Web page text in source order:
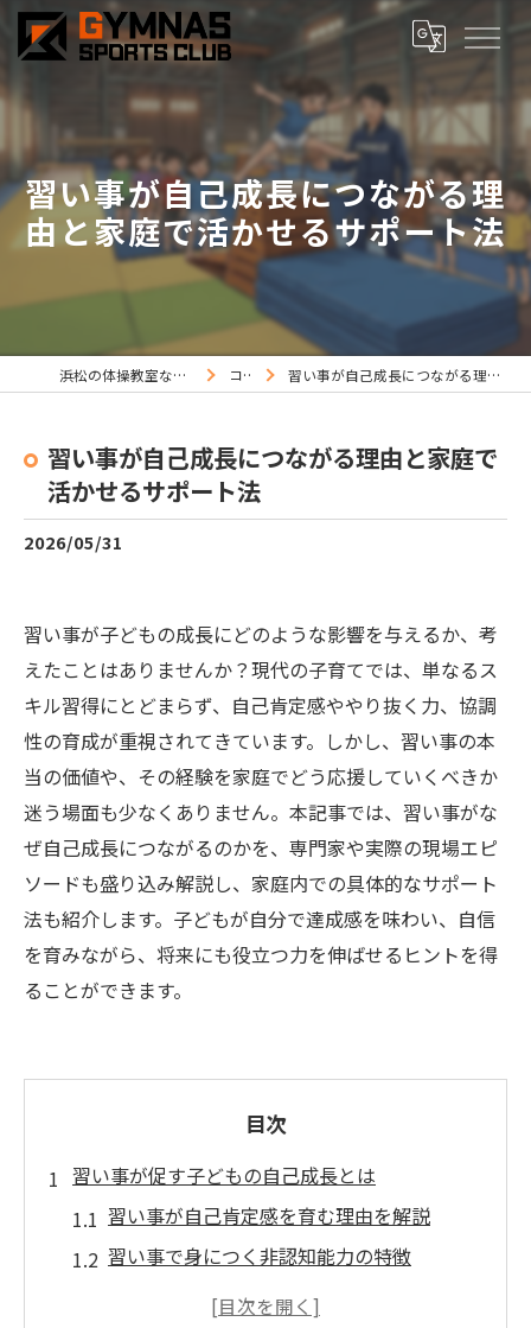
習い事が自己成長につながる理
由と家庭で活かせるサポート法
浜松の体操教室ならジムナススポーツ コラム 習い事が自己成長につながる理由と家庭で活かせるサポート法
習い事が自己成長につながる理由と家庭で
活かせるサポート法
2026/05/31
習い事が子どもの成長にどのような影響を与えるか、考
えたことはありませんか？現代の子育てでは、単なるス
キル習得にとどまらず、自己肯定感ややり抜く力、協調
性の育成が重視されてきています。しかし、習い事の本
当の価値や、その経験を家庭でどう応援していくべきか
迷う場面も少なくありません。本記事では、習い事がな
ぜ自己成長につながるのかを、専門家や実際の現場エピ
ソードも盛り込み解説し、家庭内での具体的なサポート
法も紹介します。子どもが自分で達成感を味わい、自信
を育みながら、将来にも役立つ力を伸ばせるヒントを得
ることができます。
目次
習い事が促す子どもの自己成長とは
習い事が自己肯定感を育む理由を解説
習い事で身につく非認知能力の特徴
自己成長に習い事が与える影響とは何か